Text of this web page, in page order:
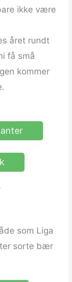
ikke være
året rundt
få små
kommer
som Liga
sorte bær